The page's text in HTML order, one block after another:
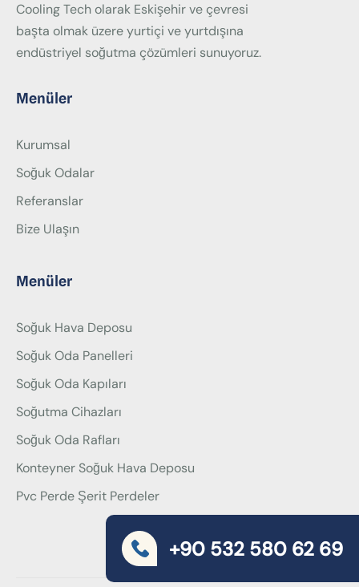
Cooling Tech olarak Eskişehir ve çevresi
başta olmak üzere yurtiçi ve yurtdışına
endüstriyel soğutma çözümleri sunuyoruz.
Menüler
Kurumsal
Soğuk Odalar
Referanslar
Bize Ulaşın
Menüler
Soğuk Hava Deposu
Soğuk Oda Panelleri
Soğuk Oda Kapıları
Soğutma Cihazları
Soğuk Oda Rafları
Konteyner Soğuk Hava Deposu
Pvc Perde Şerit Perdeler
+90 532 580 62 69